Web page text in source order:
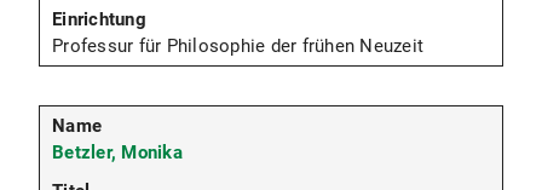
Professur für Philosophie der frühen Neuzeit
Betzler, Monika